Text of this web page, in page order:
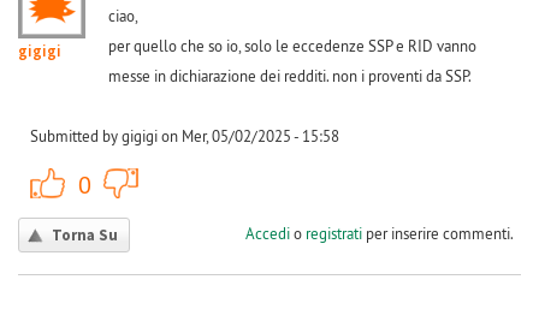
gigigi
ciao,
per quello che so io, solo le eccedenze SSP e RID vanno
messe in dichiarazione dei redditi. non i proventi da SSP.
Submitted by gigigi on Mer, 05/02/2025 - 15:58
0
Torna Su Accedio registratiper inserire commenti.